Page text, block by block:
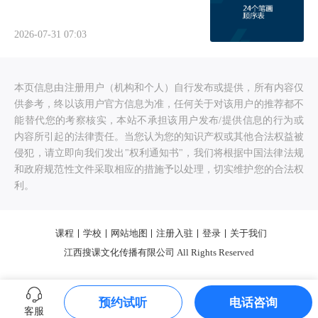
2026-07-31 07:03
本页信息由注册用户（机构和个人）自行发布或提供，所有内容仅
供参考，终以该用户官方信息为准，任何关于对该用户的推荐都不
能替代您的考察核实，本站不承担该用户发布/提供信息的行为或
内容所引起的法律责任。当您认为您的知识产权或其他合法权益被
侵犯，请立即向我们发出"权利通知书"，我们将根据中国法律法规
和政府规范性文件采取相应的措施予以处理，切实维护您的合法权
利。
课程 学校 网站地图 注册入驻 登录
关于我们
江西搜课文化传播有限公司 All Rights Reserved
客服
预约试听 电话咨询
0.328515s